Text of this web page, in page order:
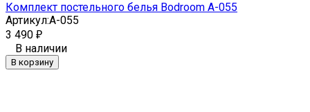
Комплект постельного белья Bodroom A-055
Артикул:A-055
3 490 ₽
В наличии
В корзину